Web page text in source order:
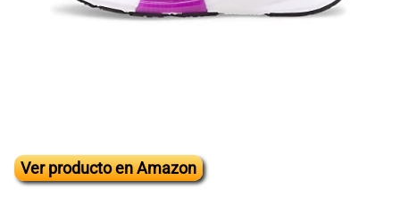
Ver producto en Amazon